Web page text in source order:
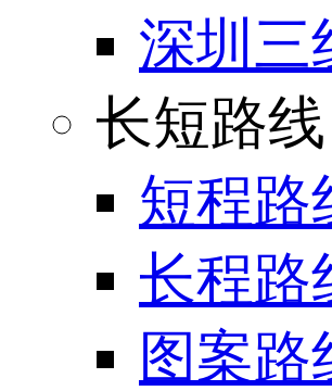
深圳三
长短路线
短程路
长程路
图案路